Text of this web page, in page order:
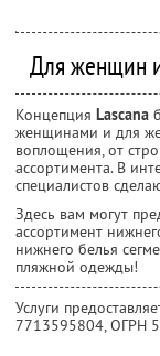
Для женщин
Концепция Lascana
женщинами и для
воплощения, от
ассортимента. В
специалистов
Здесь вам могут
ассортимент
нижнего белья
пляжной одежды!
Услуги
7713595804, ОГРН